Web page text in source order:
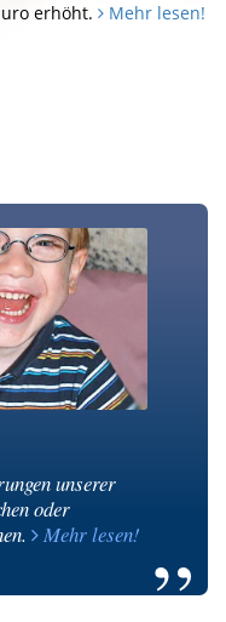
erhöht.
Mehr lesen!
unserer
oder
Mehr lesen!